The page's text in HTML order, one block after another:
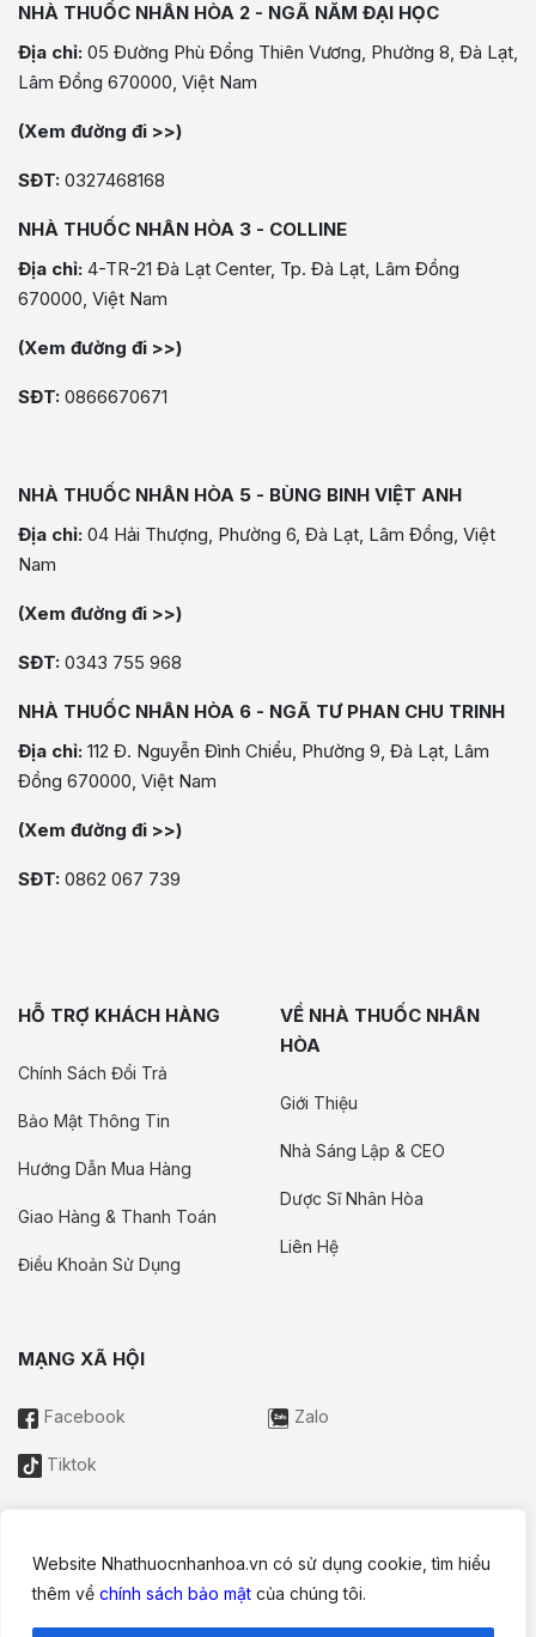
Website Nhathuocnhanhoa.vn có sử dụng cookie, tìm hiểu
thêm về chính sách bảo mật của chúng tôi.
NHÀ THUỐC NHÂN HÒA 2 - NGÃ NĂM ĐẠI HỌC
Địa chỉ: 05 Đường Phù Đổng Thiên Vương, Phường 8, Đà Lạt,
Lâm Đồng 670000, Việt Nam
(Xem đường đi >>)
SĐT: 0327468168
NHÀ THUỐC NHÂN HÒA 3 - COLLINE
Địa chỉ: 4-TR-21 Đà Lạt Center, Tp. Đà Lạt, Lâm Đồng
670000, Việt Nam
(Xem đường đi >>)
SĐT: 0866670671
NHÀ THUỐC NHÂN HÒA 5 - BÙNG BINH VIỆT ANH
Địa chỉ: 04 Hải Thượng, Phường 6, Đà Lạt, Lâm Đồng, Việt
Nam
(Xem đường đi >>)
SĐT: 0343 755 968
NHÀ THUỐC NHÂN HÒA 6 - NGÃ TƯ PHAN CHU TRINH
Địa chỉ: 112 Đ. Nguyễn Đình Chiểu, Phường 9, Đà Lạt, Lâm
Đồng 670000, Việt Nam
(Xem đường đi >>)
SĐT: 0862 067 739
HỖ TRỢ KHÁCH HÀNG
Chính Sách Đổi Trả
Bảo Mật Thông Tin
Hướng Dẫn Mua Hàng
Giao Hàng & Thanh Toán
Điều Khoản Sử Dụng
VỀ NHÀ THUỐC NHÂN
HÒA
Giới Thiệu
Nhà Sáng Lập & CEO
Dược Sĩ Nhân Hòa
Liên Hệ
MẠNG XÃ HỘI
Facebook Zalo
Tiktok
Thông tin trên website này chỉ mang tính chất nội bộ tham khảo;